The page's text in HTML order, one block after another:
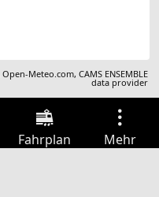
Open-Meteo.com,CAMS ENSEMBLE
data provider
Fahrplan Mehr